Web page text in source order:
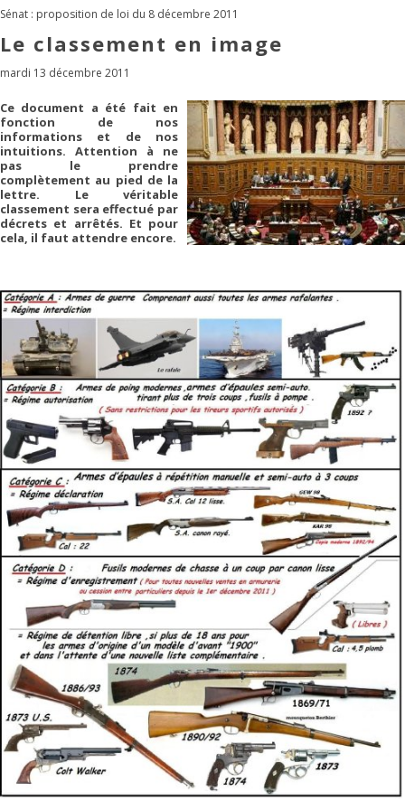
Sénat : proposition de loi du 8 décembre 2011
Le classement en image
mardi 13 décembre 2011
Ce document a été fait en
fonction de nos
informations et de nos
intuitions. Attention à ne
pas le prendre
complètement au pied de la
lettre. Le véritable
classement sera effectué par
décrets et arrêtés. Et pour
cela, il faut attendre encore.